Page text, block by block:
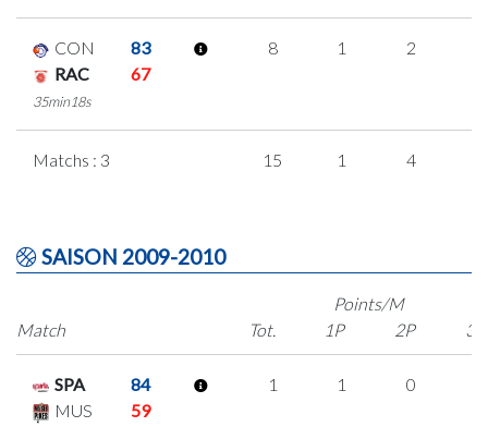
CON
83
RAC
67
35min18s
8 1 2
Matchs : 3 15 1 4
SAISON 2009-2010
Match
Points/M
Tot.
1P 2P 3P
SPA
84
MUS
59
1 1 0